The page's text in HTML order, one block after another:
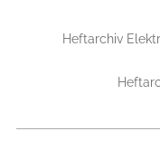
Heftarchiv